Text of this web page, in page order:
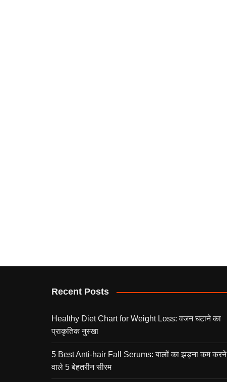
Recent Posts
Healthy Diet Chart for Weight Loss: वजन घटाने का
प्राकृतिक नुस्खा
5 Best Anti-hair Fall Serums: बालों का झड़ना कम करने
वाले 5 बेहतरीन सीरम